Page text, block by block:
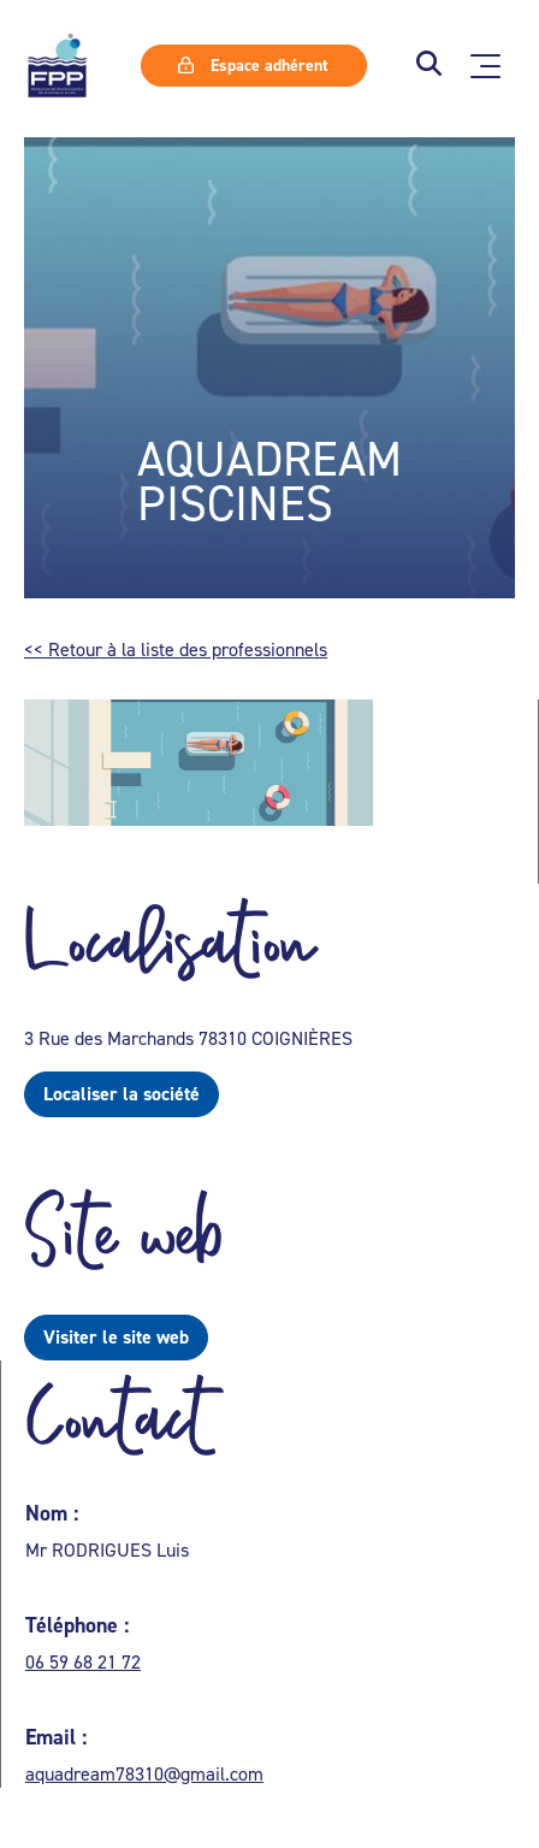
Espace adhérent
AQUADREAM
PISCINES
<< Retour à la liste des professionnels
Localisation
3 Rue des Marchands 78310 COIGNIÈRES
Localiser la société
Site web
Visiter le site web
Contact
Nom :
Mr RODRIGUES Luis
Téléphone :
06 59 68 21 72
Email :
aquadream78310@gmail.com